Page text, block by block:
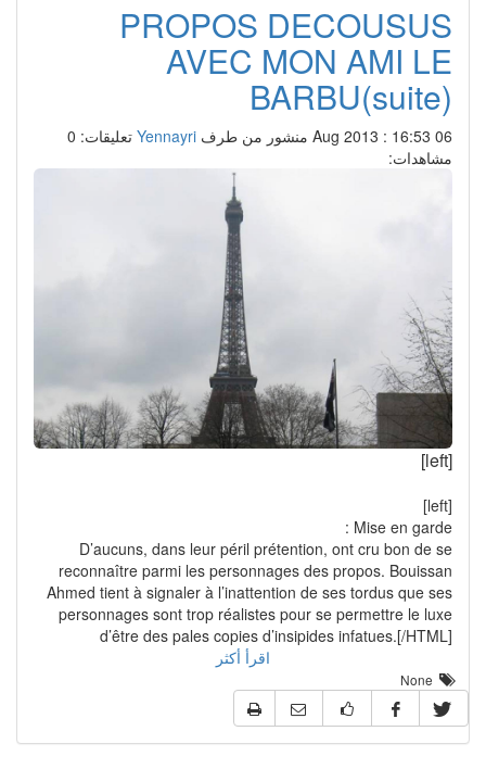
PROPOS DECOUSUS
AVEC MON AMI LE
BARBU(suite)
منشور من طرفYennayri تعليقات: 0
مشاهدات:
Mise en garde :
D’aucuns, dans leur péril prétention, ont cru bon de se
reconnaître parmi les personnages des propos. Bouissan
Ahmed tient à signaler à l’inattention de ses tordus que ses
personnages sont trop réalistes pour se permettre le luxe
d’être des pales copies d’insipides infatues.[/HTML]
اقرأ أكثر
None